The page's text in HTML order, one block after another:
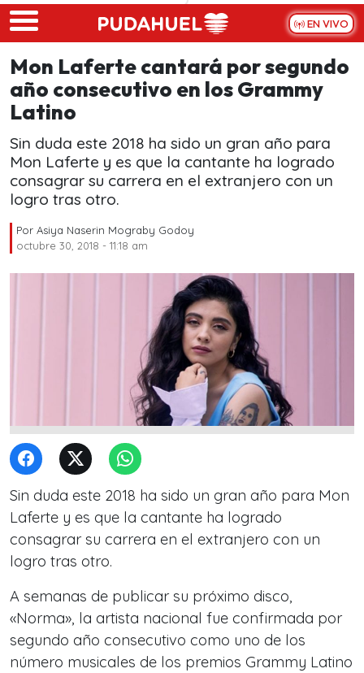
Skip to main content
EN VIVO
Mon Laferte cantará por segundo
año consecutivo en los Grammy
Latino
Sin duda este 2018 ha sido un gran año para
Mon Laferte y es que la cantante ha logrado
consagrar su carrera en el extranjero con un
logro tras otro.
Por Asiya Naserin Mograby Godoy
octubre 30, 2018 - 11:18 am
Sin duda este 2018 ha sido un gran año para Mon
Laferte y es que la cantante ha logrado
consagrar su carrera en el extranjero con un
logro tras otro.
A semanas de publicar su próximo disco,
«Norma», la artista nacional fue confirmada por
segundo año consecutivo como uno de los
número musicales de los premios Grammy Latino